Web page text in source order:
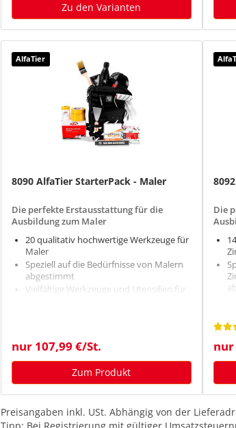
Zu den Varianten
AlfaTier
8090 AlfaTier StarterPack - Maler
Die perfekte Erstausstattung für die
Ausbildung zum Maler
20 qualitativ hochwertige Werkzeuge für
Maler
Speziell auf die Bedürfnisse von Malern
abgestimmt
Vielfältige Werkzeuge und Utensilien für
nur 107,99 €/St.
Zum Produkt
Die
nur
Preisangaben inkl. USt. Abhängig von der